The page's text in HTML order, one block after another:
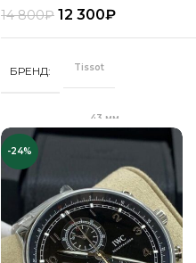
14 800₽ 12 300₽
БРЕНД Tissot
43 мм
ЗАСТЕЖКА Клипса
КОРПУС
Качественная
часовая сталь
-24%